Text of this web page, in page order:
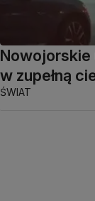
Nowojorskie
w zupełną
ŚWIAT